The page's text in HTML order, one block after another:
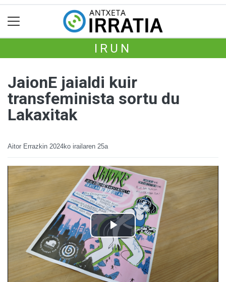
IRUN
JaionE jaialdi kuir
transfeminista sortu du
Lakaxitak
Aitor Errazkin 2024ko irailaren 25a